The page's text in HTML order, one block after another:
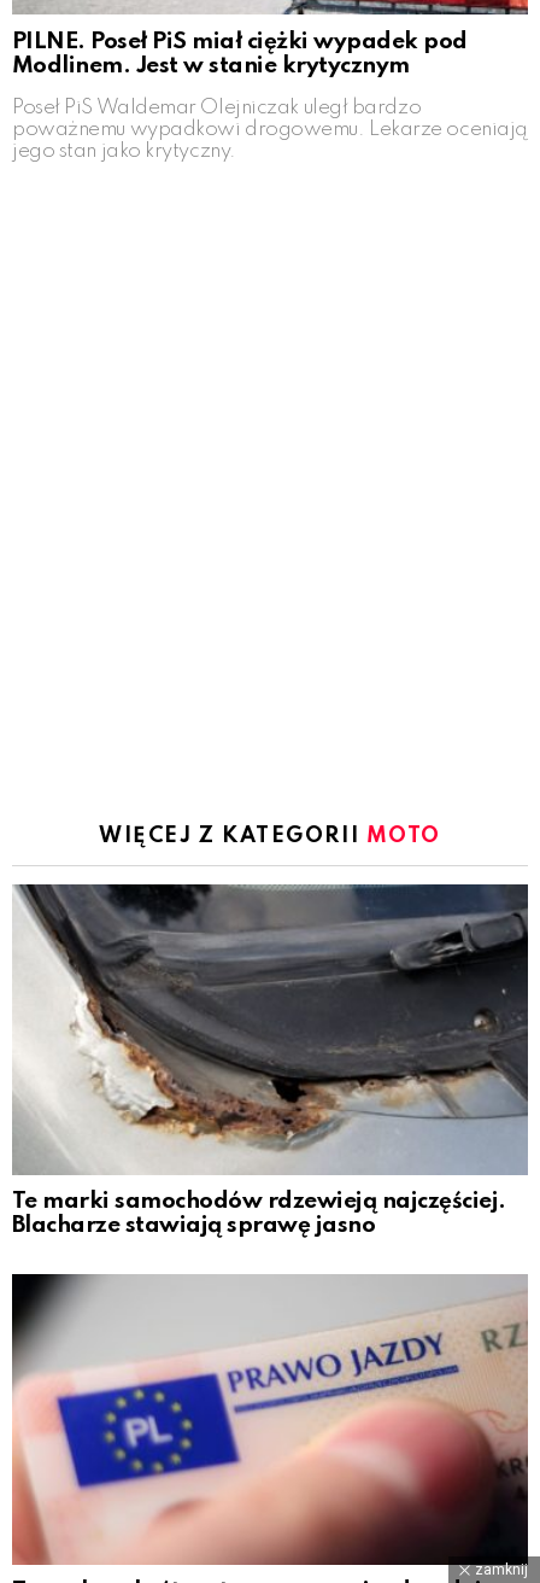
PILNE. Poseł PiS miał ciężki wypadek pod
Modlinem. Jest w stanie krytycznym
Poseł PiS Waldemar Olejniczak uległ bardzo
poważnemu wypadkowi drogowemu. Lekarze oceniają
jego stan jako krytyczny.
WIĘCEJ Z KATEGORII MOTO
Te marki samochodów rdzewieją najczęściej.
Blacharze stawiają sprawę jasno
zamknij